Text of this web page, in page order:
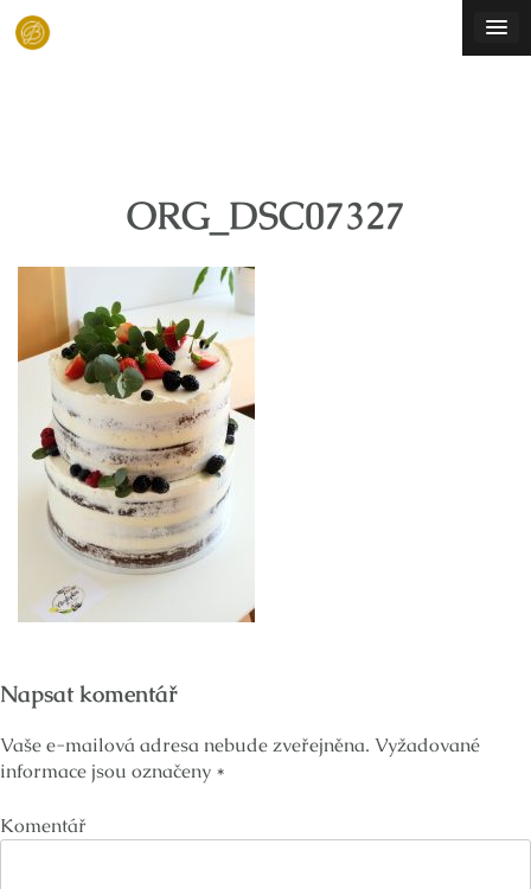
Skip
ORG_DSC07327
Napsat komentář
Vaše e-mailová adresa nebude zveřejněna. Vyžadované
informace jsou označeny *
Komentář